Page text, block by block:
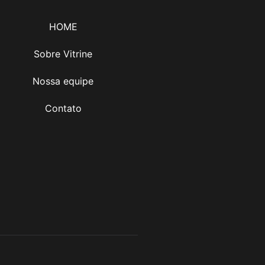
HOME
Sobre Vitrine
Nossa equipe
Contato